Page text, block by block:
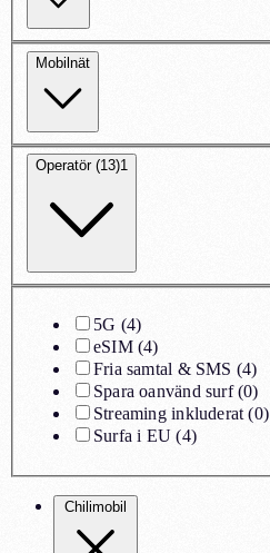
Mobilnät
Operatör (13)1
5G (4)
eSIM (4)
Fria samtal & SMS (4)
Spara oanvänd surf (0)
Streaming inkluderat (0)
Surfa i EU (4)
Chilimobil